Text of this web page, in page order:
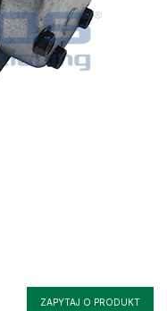
ZAPYTAJ O PRODUKT